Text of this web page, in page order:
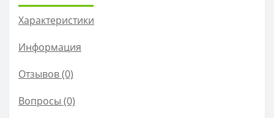
Характеристики
Информация
Отзывов (0)
Вопросы (0)